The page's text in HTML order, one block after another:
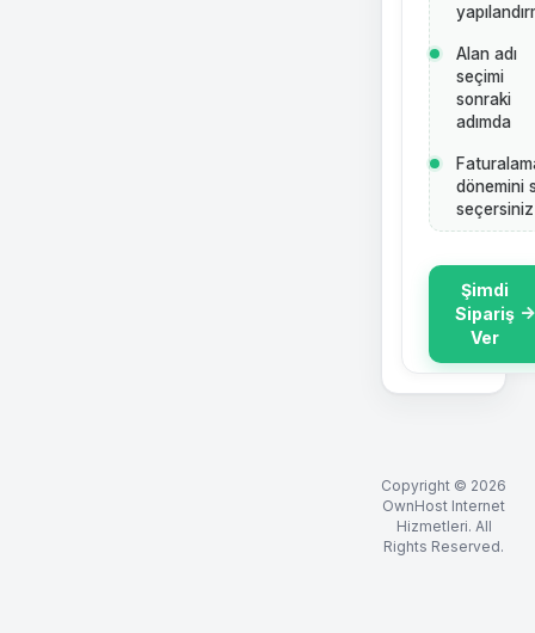
Alan adı
seçimi
sonraki
adımda
dönemini
seçersiniz
Şimdi
Sipariş
Ver
Copyright © 2026
OwnHost Internet
Hizmetleri. All
Rights Reserved.